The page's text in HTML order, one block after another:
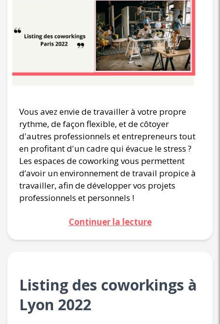
Vous avez envie de travailler à votre propre
rythme, de façon flexible, et de côtoyer
d'autres professionnels et entrepreneurs tout
en profitant d'un cadre qui évacue le stress ?
Les espaces de coworking vous permettent
d’avoir un environnement de travail propice à
travailler, afin de développer vos projets
professionnels et personnels !
Continuer la lecture
Listing des coworkings à
Lyon 2022